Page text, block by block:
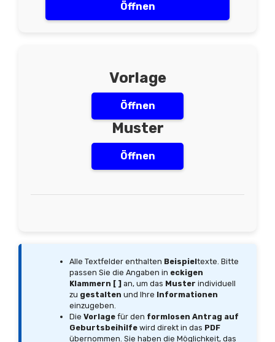
Öffnen
Vorlage
Öffnen
Muster
Öffnen
Alle Textfelder enthalten Beispieltexte. Bitte
passen Sie die Angaben in eckigen
Klammern [ ] an, um das Muster individuell
zu gestalten und Ihre Informationen
einzugeben.
Die Vorlagefür den formlosen Antrag auf
Geburtsbeihilfewird direkt in das PDF
übernommen. Sie haben die Möglichkeit, das